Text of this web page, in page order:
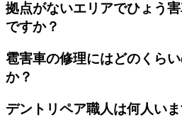
拠点がないエリアでひょう
ですか？
雹害車の修理にはどのくら
か？
デントリペア職人は何人いま